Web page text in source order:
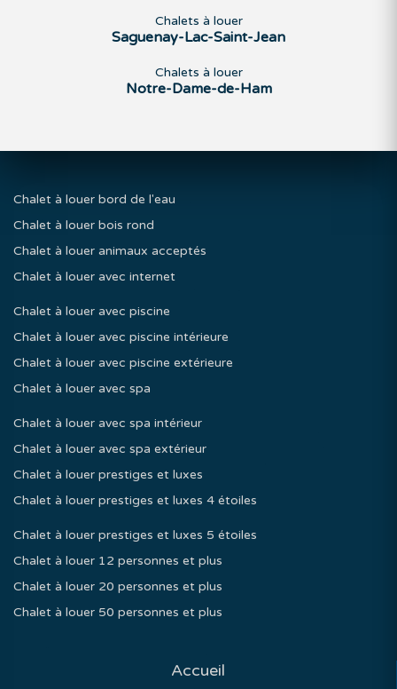
Chalets à louer
Saguenay-Lac-Saint-Jean
Chalets à louer
Notre-Dame-de-Ham
Chalet à louer bord de l'eau
Chalet à louer bois rond
Chalet à louer animaux acceptés
Chalet à louer avec internet
Chalet à louer avec piscine
Chalet à louer avec piscine intérieure
Chalet à louer avec piscine extérieure
Chalet à louer avec spa
Chalet à louer avec spa intérieur
Chalet à louer avec spa extérieur
Chalet à louer prestiges et luxes
Chalet à louer prestiges et luxes 4 étoiles
Chalet à louer prestiges et luxes 5 étoiles
Chalet à louer 12 personnes et plus
Chalet à louer 20 personnes et plus
Chalet à louer 50 personnes et plus
Accueil